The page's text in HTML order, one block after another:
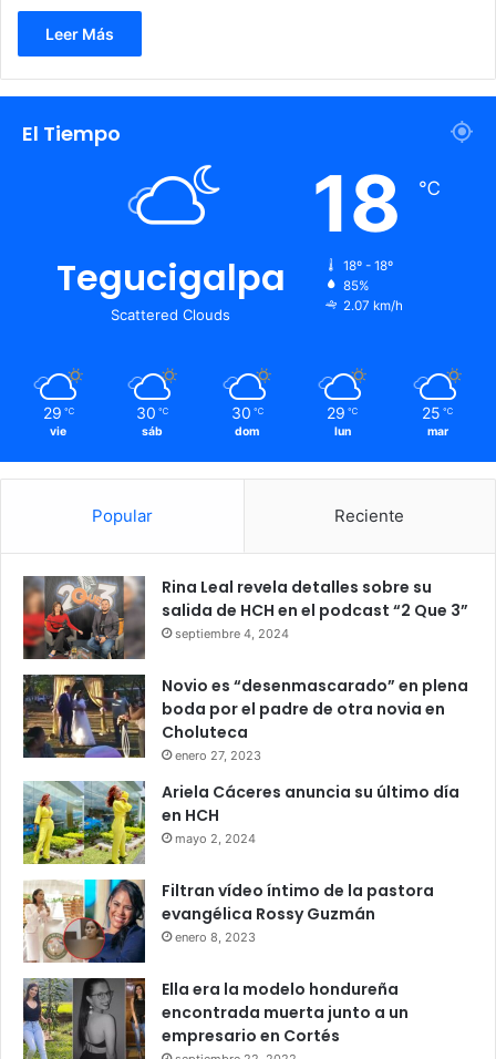
Leer Más
El Tiempo
Tegucigalpa
Scattered Clouds
18 ℃
18º - 18º
85%
2.07 km/h
29 ℃
vie
30 ℃
sáb
30 ℃
dom
29 ℃
lun
25 ℃
mar
Popular Reciente
Rina Leal revela detalles sobre su
salida de HCH en el podcast “2 Que 3”
septiembre 4, 2024
Novio es “desenmascarado” en plena
boda por el padre de otra novia en
Choluteca
enero 27, 2023
Ariela Cáceres anuncia su último día
en HCH
mayo 2, 2024
Filtran vídeo íntimo de la pastora
evangélica Rossy Guzmán
enero 8, 2023
Ella era la modelo hondureña
encontrada muerta junto a un
empresario en Cortés